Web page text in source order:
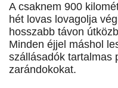
A csaknem 900
hét lovas lovagolja
hosszabb távon
Minden éjjel máshol
szállásadók tartalmas
zarándokokat.